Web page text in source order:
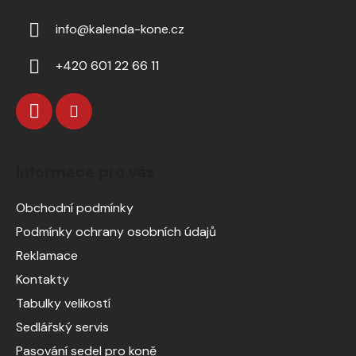
info@kalenda-kone.cz
+420 601 22 66 11
Obchodní podmínky
Podmínky ochrany osobních údajů
Reklamace
Kontakty
Tabulky velikostí
Sedlářský servis
Pasování sedel pro koně